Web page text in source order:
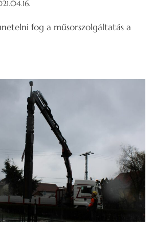
fog a műsorszolgáltatás a